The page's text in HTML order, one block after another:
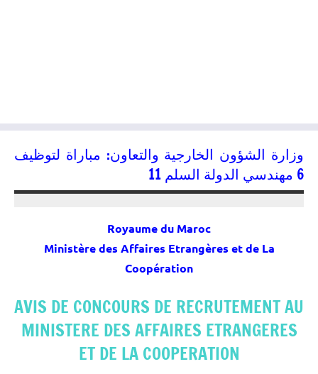
وزارة الشؤون الخارجية والتعاون: مباراة لتوظيف
6 مهندسي الدولة السلم 11
Royaume du Maroc
Ministère des Affaires Etrangères et de La
Coopération
AVIS DE CONCOURS DE RECRUTEMENT AU
MINISTERE DES AFFAIRES ETRANGERES
ET DE LA COOPERATION